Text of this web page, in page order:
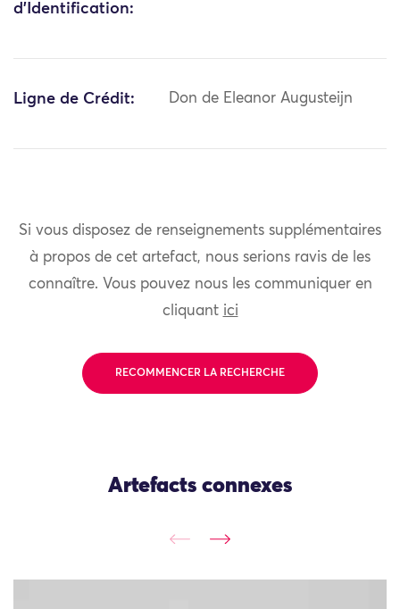
d'Identification:
Ligne de Crédit: Don de Eleanor Augusteijn
Si vous disposez de renseignements supplémentaires
à propos de cet artefact, nous serions ravis de les
connaître. Vous pouvez nous les communiquer en
cliquant ici
RECOMMENCER LA RECHERCHE
Artefacts connexes